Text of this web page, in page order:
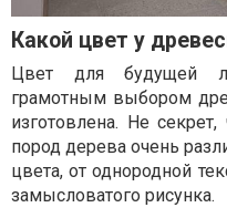
Какой цвет у
Цвет для будущей
грамотным выбором
изготовлена. Не
пород дерева очень
цвета, от однородной
замысловатого рисунка.